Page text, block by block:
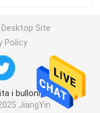
Desktop Site
Policy
i bulloni matti
JiangYin